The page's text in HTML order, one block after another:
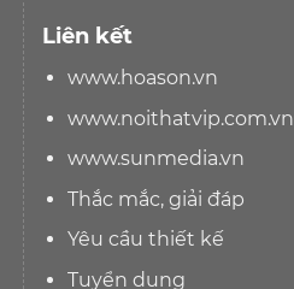
Liên kết
www.hoason.vn
www.noithatvip.com.vn
www.sunmedia.vn
Thắc mắc, giải đáp
Yêu cầu thiết kế
Tuyển dụng